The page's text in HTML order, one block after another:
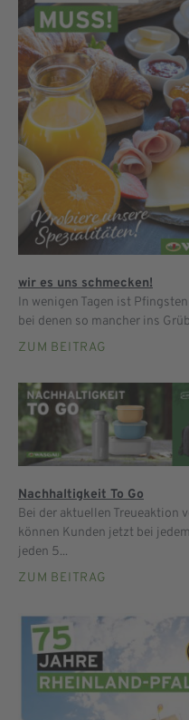
wir es uns schmecken!
In wenigen Tagen ist
bei denen so mancher ins
ZUM BEITRAG
Nachhaltigkeit To Go
Bei der aktuellen Treueaktion
können Kunden jetzt bei
jeden 5...
ZUM BEITRAG